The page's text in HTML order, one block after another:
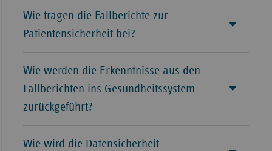
Wie tragen die Fallberichte zur
Patientensicherheit bei?
Wie werden die Erkenntnisse aus den
Fallberichten ins Gesundheitssystem
zurückgeführt?
Wie wird die Datensicherheit